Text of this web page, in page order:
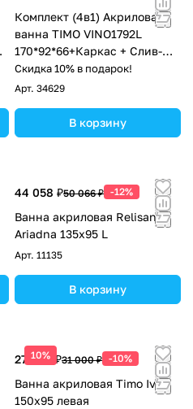
Комплект (4в1) Акриловая
ванна TIMO VINO1792L
170*92*66+Каркас + Слив-
перелив+Фронтальная
панель
Скидка 10% в подарок!
Арт. 34629
В корзину
44 058 ₽50 066 ₽ -12%
Ванна акриловая Relisan
Ariadna 135х95 L
Арт. 11135
В корзину
10%
27 900 ₽31 000 ₽ -10%
Ванна акриловая Timo Iva
150x95 левая